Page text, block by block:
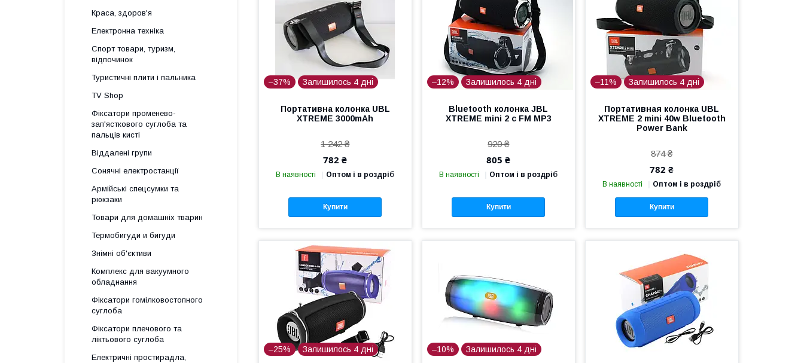
–37% Залишилось 4 дні
Портативна колонка UBL
XTREME 3000mAh
1 242 ₴
782 ₴
В наявності Оптом і в роздріб
Купити
–12% Залишилось 4 дні
Bluetooth колонка JBL
XTREME mini 2 с FM MP3
920 ₴
805 ₴
В наявності Оптом і в роздріб
Купити
–11% Залишилось 4 дні
Портативная колонка UBL
XTREME 2 mini 40w Bluetooth
Power Bank
874 ₴
782 ₴
В наявності Оптом і в роздріб
Купити
–25% Залишилось 4 дні –10% Залишилось 4 дні
Краса, здоров'я
Електронна техніка
Спорт товари, туризм,
відпочинок
Туристичні плити і пальника
TV Shop
Фіксатори променево-
зап'ясткового суглоба та
пальців кисті
Віддалені групи
Сонячні електростанції
Армійські спецсумки та
рюкзаки
Товари для домашніх тварин
Термобигуди и бигуди
Знімні об'єктиви
Комплекс для вакуумного
обладнання
Фіксатори гомілковостопного
суглоба
Фіксатори плечового та
ліктьового суглоба
Електричні простирадла,